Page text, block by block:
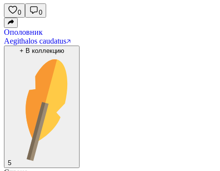
0 0
Ополовник
Aegithalos caudatus
+ В коллекцию
5